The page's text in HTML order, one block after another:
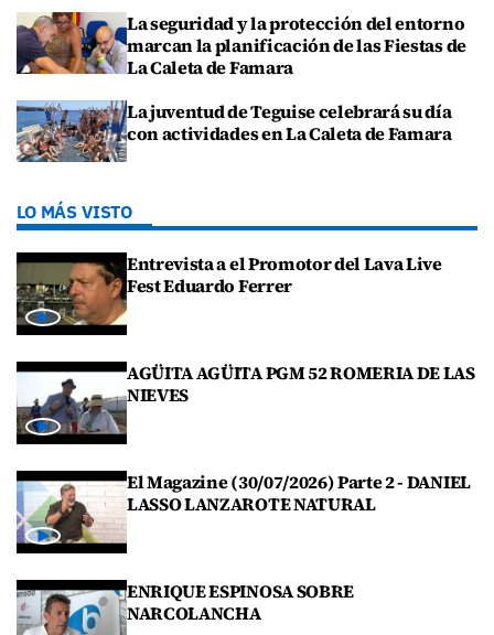
La seguridad y la protección del entorno
marcan la planificación de las Fiestas de
La Caleta de Famara
La juventud de Teguise celebrará su día
con actividades en La Caleta de Famara
LO MÁS VISTO
Entrevista a el Promotor del Lava Live
Fest Eduardo Ferrer
AGÜITA AGÜITA PGM 52 ROMERIA DE LAS
NIEVES
El Magazine (30/07/2026) Parte 2 - DANIEL
LASSO LANZAROTE NATURAL
ENRIQUE ESPINOSA SOBRE
NARCOLANCHA